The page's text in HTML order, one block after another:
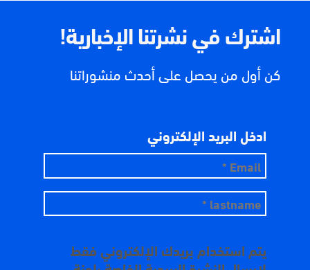
اشترك في نشرتنا الإخبارية!
كن أول من يحصل على أحدث منشوراتنا
ادخل البريد الإلكتروني
يتم استخدام بريدك الإلكتروني فقط